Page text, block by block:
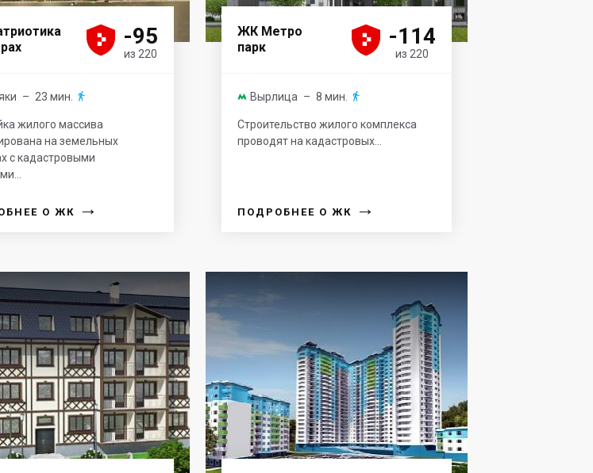




 -95
из 220
– 23 мин. 
жилого массива
на земельных
с кадастровыми
О ЖК →
ЖК Метро
парк




 -114
из 220
 Вырлица – 8 мин. 
Строительство жилого комплекса
проводят на кадастровых...
ПОДРОБНЕЕ О ЖК →